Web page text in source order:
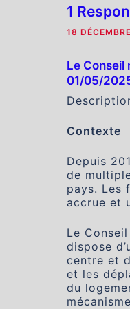
1
18
Le Conseil
01/05/
Contexte
Depuis
de
pays. Les
accrue et
Le
dispose
centre et
et les
du